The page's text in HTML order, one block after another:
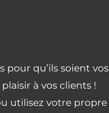
pour qu’ils soient vos
à vos clients !
utilisez votre propre